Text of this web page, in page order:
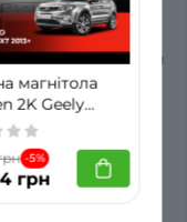
з моменту покупки
гарантією,
гарантійний
нового
магнітола
2K Geely
X7/EX7/GX7
FL9 4+64Gb 4G
DSP
-5%
грн